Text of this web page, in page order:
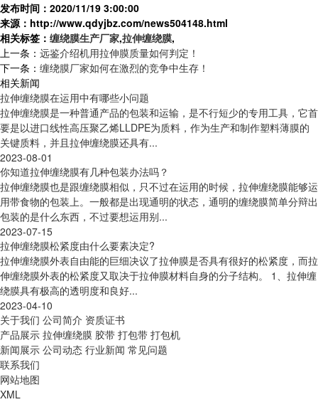
发布时间：2020/11/19 3:00:00
来源：http://www.qdyjbz.com/news504148.html
相关标签： 缠绕膜生产厂家,拉伸缠绕膜,
上一条： 远鉴介绍机用拉伸膜质量如何判定！
下一条： 缠绕膜厂家如何在激烈的竞争中生存！
相关新闻
拉伸缠绕膜在运用中有哪些小问题
拉伸缠绕膜是一种普通产品的包装和运输，是不行短少的专用工具，它首
要是以进口线性高压聚乙烯LLDPE为质料，作为生产和制作塑料薄膜的
关键质料，并且拉伸缠绕膜还具有...
2023-08-01
你知道拉伸缠绕膜有几种包装办法吗？
拉伸缠绕膜也是跟缠绕膜相似，只不过在运用的时候，拉伸缠绕膜能够运
用带食物的包装上。一般都是出现通明的状态，通明的缠绕膜简单分辩出
包装的是什么东西，不过要想运用别...
2023-07-15
拉伸缠绕膜松紧度由什么要素决定?
拉伸缠绕膜外表自由能的巨细决议了拉伸膜是否具有很好的松紧度，而拉
伸缠绕膜外表的松紧度又取决于拉伸膜材料自身的分子结构。 1、拉伸缠
绕膜具有极高的透明度和良好...
2023-04-10
关于我们 公司简介 资质证书
产品展示 拉伸缠绕膜 胶带 打包带 打包机
新闻展示 公司动态 行业新闻 常见问题
联系我们
网站地图
XML